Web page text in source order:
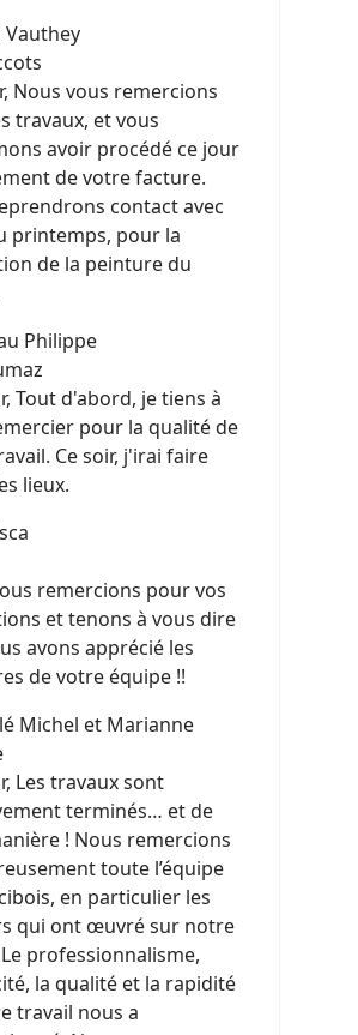
Vauthey
Nous vous remercions
travaux, et vous
avoir procédé ce jour
de votre facture.
contact avec
printemps, pour la
de la peinture du
Philippe
Tout d'abord, je tiens à
pour la qualité de
Ce soir, j'irai faire
lieux.
remercions pour vos
et tenons à vous dire
avons apprécié les
de votre équipe !!
Michel et Marianne
Les travaux sont
terminés… et de
! Nous remercions
toute l’équipe
en particulier les
qui ont œuvré sur notre
professionnalisme,
la qualité et la rapidité
travail nous a